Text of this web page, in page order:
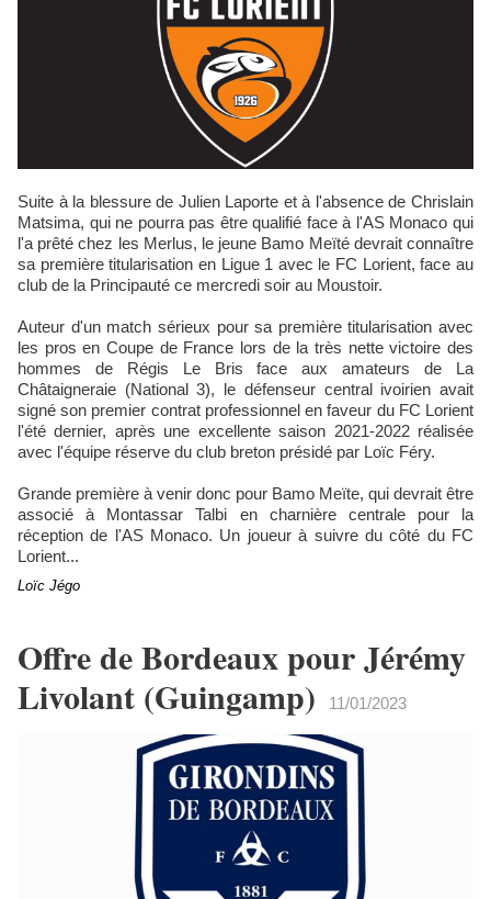
Suite à la blessure de Julien Laporte et à l'absence de Chrislain
Matsima, qui ne pourra pas être qualifié face à l'AS Monaco qui
l'a prêté chez les Merlus, le jeune Bamo Meïté devrait connaître
sa première titularisation en Ligue 1 avec le FC Lorient, face au
club de la Principauté ce mercredi soir au Moustoir.
Auteur d'un match sérieux pour sa première titularisation avec
les pros en Coupe de France lors de la très nette victoire des
hommes de Régis Le Bris face aux amateurs de La
Châtaigneraie (National 3), le défenseur central ivoirien avait
signé son premier contrat professionnel en faveur du FC Lorient
l'été dernier, après une excellente saison 2021-2022 réalisée
avec l'équipe réserve du club breton présidé par Loïc Féry.
Grande première à venir donc pour Bamo Meïte, qui devrait être
associé à Montassar Talbi en charnière centrale pour la
réception de l'AS Monaco. Un joueur à suivre du côté du FC
Lorient...
Loïc Jégo
Offre de Bordeaux pour Jérémy
Livolant (Guingamp)
11/01/2023